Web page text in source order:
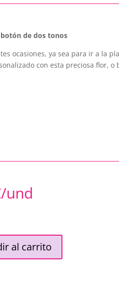
de dos tonos
ocasiones, ya sea para ir a la
con esta preciosa flor, o
/und
al carrito